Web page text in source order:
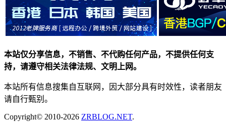
本站仅分享信息，不销售、不代购任何产品，不提供任何支
持，请遵守相关法律法规、文明上网。
本站所有信息搜集自互联网，因大部分具有时效性，读者朋友
请自行甄别。
Copyright© 2010-2026 ZRBLOG.NET.